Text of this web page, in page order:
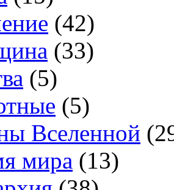
(42)
(33)
(5)
(5)
Вселенной
мира (13)